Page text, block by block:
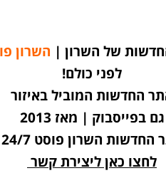
של השרון | השרון
לפני כולם!
החדשות המוביל באיזור
גם בפייסבוק | מאז 2013
החדשות השרון פוסט 24/7
לחצו כאן ליצירת קשר